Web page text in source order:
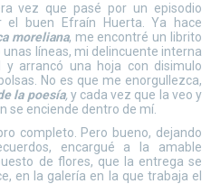
vez que pasé por un episodio
el buen Efraín Huerta. Ya hace
moreliana, me encontré un librito
líneas, mi delincuente interna
arrancó una hoja con disimulo
No es que me enorgullezca,
la poesía, y cada vez que la veo y
se enciende dentro de mí.
completo. Pero bueno, dejando
encargué a la amable
de flores, que la entrega se
en la galería en la que trabaja el